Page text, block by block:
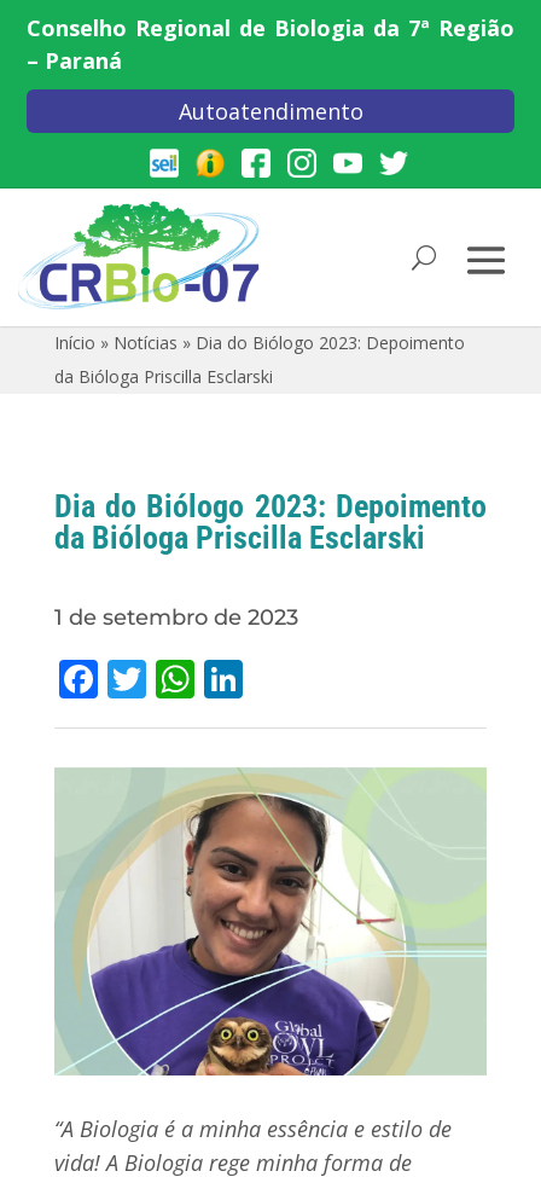
Conselho Regional de Biologia da 7ª Região
– Paraná
Autoatendimento
Início » Notícias » Dia do Biólogo 2023: Depoimento
da Bióloga Priscilla Esclarski
Dia do Biólogo 2023: Depoimento
da Bióloga Priscilla Esclarski
1 de setembro de 2023
Facebook
Twitter
WhatsApp
LinkedIn
“A Biologia é a minha essência e estilo de
vida! A Biologia rege minha forma de